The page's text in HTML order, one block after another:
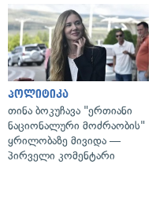
პოლიტიკა
თინა ბოკუჩავა "ერთიანი
ნაციონალური მოძრაობის"
ყრილობაზე მივიდა —
პირველი კომენტარი